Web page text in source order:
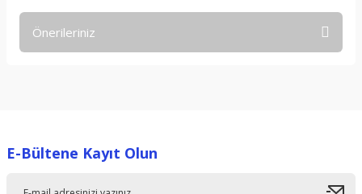
Önerileriniz
Ürün resmi kalitesiz, bozuk veya görüntülenemiyor.
E-Bültene Kayıt Olun